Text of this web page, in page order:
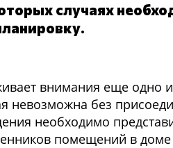
случаях
внимания еще одно
невозможна без
необходимо
помещений в доме